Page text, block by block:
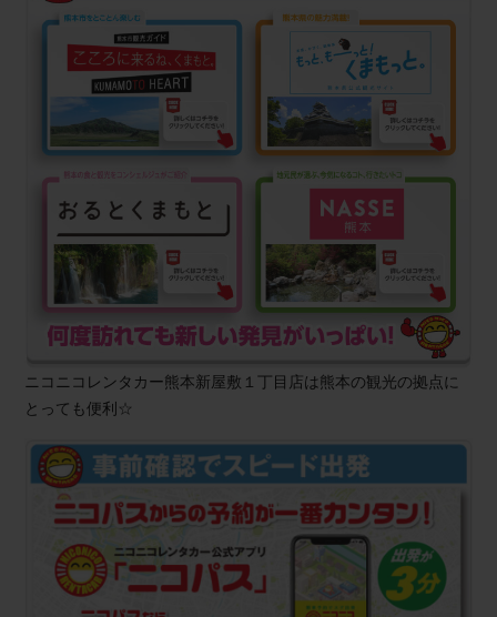
ニコニコレンタカー熊本新屋敷１丁目店は熊本の観光の拠点に
とっても便利☆